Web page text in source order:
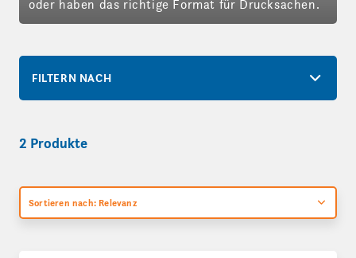
oder haben das richtige Format für Drucksachen.
FILTERN NACH
2 Produkte
Sortieren nach: Relevanz